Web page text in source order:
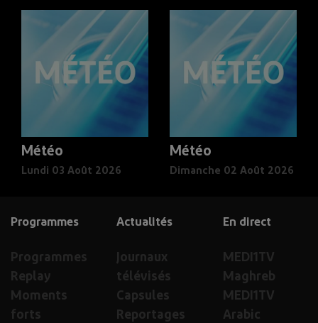
Météo
Lundi 03 Août 2026
Météo
Dimanche 02 Août 2026
En direct
MEDI1TV
Maghreb
MEDI1TV
Arabic
Actualités
Journaux
télévisés
Capsules
Reportages
Programmes
Programmes
Replay
Moments
forts